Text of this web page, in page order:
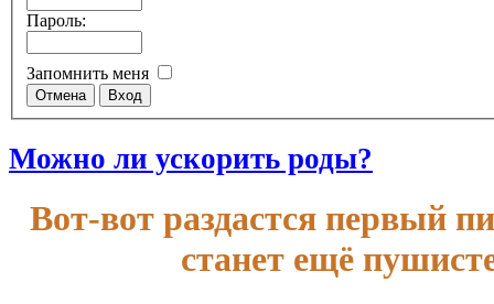
Пароль:
Запомнить меня
Можно ли ускорить роды?
Вот-вот раздастся первый
станет ещё